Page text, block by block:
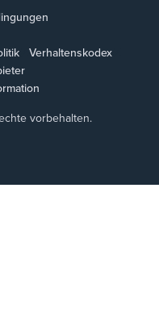
Verhaltenskodex
vorbehalten.